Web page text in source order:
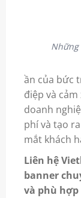
ần của bức
điệp và
doanh
phí và tạo
mắt khách
Liên hệ
banner
và phù